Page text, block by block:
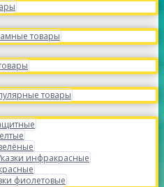
товары
товары
инфракрасные
фиолетовые